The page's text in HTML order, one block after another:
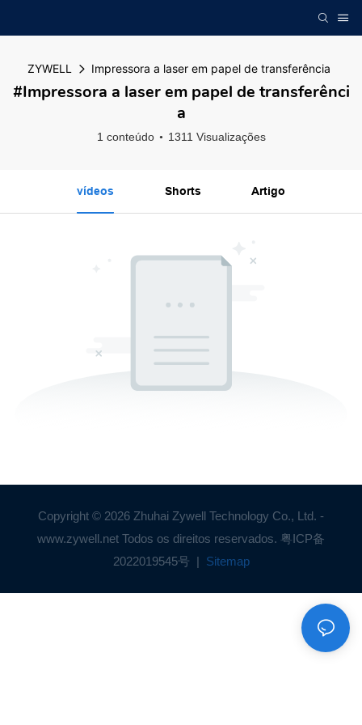
ZYWELL Impressora a laser em papel de transferência
#Impressora a laser em papel de transferênci
a
1 conteúdo 1311 Visualizações
vídeos Shorts Artigo
Copyright © 2026 Zhuhai Zywell Technology Co., Ltd. -
www.zywell.net Todos os direitos reservados. 粤ICP备
2022019545号 | Sitemap